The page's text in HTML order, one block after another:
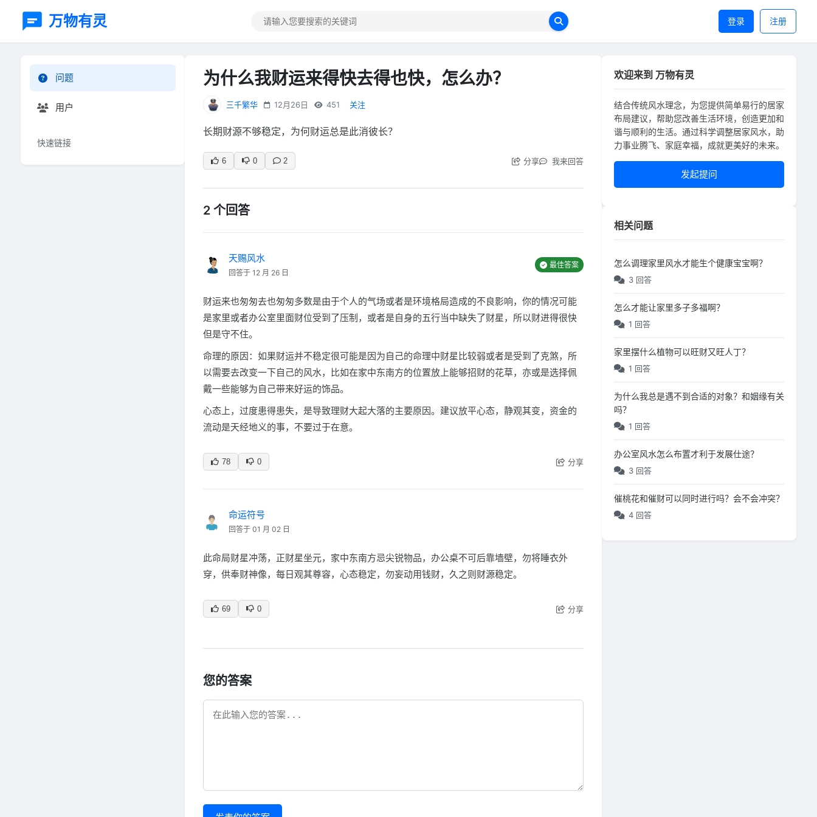
万物有灵 登录 注册
问题
用户
快速链接
为什么我财运来得快去得也快，怎么办？
三千繁华 12月26日 451 关注
长期财源不够稳定，为何财运总是此消彼长？
6 0 2 分享 我来回答
2 个回答
天赐风水
回答于 12 月 26 日
最佳答案
财运来也匆匆去也匆匆多数是由于个人的气场或者是环境格局造成的不良影响，你的情况可能
是家里或者办公室里面财位受到了压制，或者是自身的五行当中缺失了财星，所以财进得很快
但是守不住。
命理的原因：如果财运并不稳定很可能是因为自己的命理中财星比较弱或者是受到了克煞，所
以需要去改变一下自己的风水，比如在家中东南方的位置放上能够招财的花草，亦或是选择佩
戴一些能够为自己带来好运的饰品。
心态上，过度患得患失，是导致理财大起大落的主要原因。建议放平心态，静观其变，资金的
流动是天经地义的事，不要过于在意。
78 0 分享
命运符号
回答于 01 月 02 日
此命局财星冲荡，正财星坐元，家中东南方忌尖锐物品，办公桌不可后靠墙壁，勿将睡衣外
穿，供奉财神像，每日观其尊容，心态稳定，勿妄动用钱财，久之则财源稳定。
69 0 分享
您的答案
欢迎来到 万物有灵
结合传统风水理念，为您提供简单易行的居家
布局建议，帮助您改善生活环境，创造更加和
谐与顺利的生活。通过科学调整居家风水，助
力事业腾飞、家庭幸福，成就更美好的未来。
发起提问
相关问题
怎么调理家里风水才能生个健康宝宝啊？
3 回答
怎么才能让家里多子多福啊？
1 回答
家里摆什么植物可以旺财又旺人丁？
1 回答
为什么我总是遇不到合适的对象？和姻缘有关
吗？
1 回答
办公室风水怎么布置才利于发展仕途？
3 回答
催桃花和催财可以同时进行吗？会不会冲突？
4 回答